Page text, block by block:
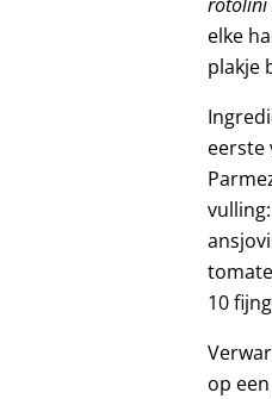
elke
plakje
eerste
10
op